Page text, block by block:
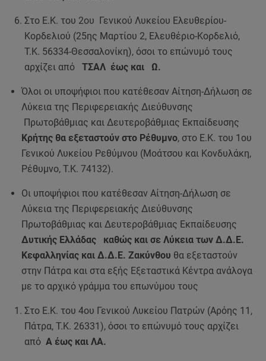
Στο Ε.Κ. του 2ου Γενικού Λυκείου Ελευθερίου-
Κορδελιού (25ης Μαρτίου 2, Ελευθέριο-Κορδελιό,
Τ.Κ. 56334-Θεσσαλονίκη), όσοι το επώνυμό τους
αρχίζει από
ΤΣΑΛ έως και Ω.
Όλοι οι υποψήφιοι που κατέθεσαν Αίτηση-Δήλωση σε
Λύκεια της Περιφερειακής Διεύθυνσης
Πρωτοβάθμιας και Δευτεροβάθμιας Εκπαίδευσης
Κρήτης θα εξεταστούν στο Ρέθυμνο, στο Ε.Κ. του 1ου
Γενικού Λυκείου Ρεθύμνου (Μοάτσου και Κονδυλάκη,
Ρέθυμνο, Τ.Κ. 74132).
Οι υποψήφιοι που κατέθεσαν Αίτηση-Δήλωση σε
Λύκεια της Περιφερειακής Διεύθυνσης
Πρωτοβάθμιας και Δευτεροβάθμιας Εκπαίδευσης
Δυτικής Ελλάδας καθώς και σε Λύκεια των Δ.Δ.Ε.
Κεφαλληνίας και Δ.Δ.Ε. Ζακύνθου θα εξεταστούν
στην Πάτρα και στα εξής Εξεταστικά Κέντρα ανάλογα
με το αρχικό γράμμα του επωνύμου τους
Στο Ε.Κ. του 4ου Γενικού Λυκείου Πατρών (Αρόης 11,
Πάτρα, Τ.Κ. 26331), όσοι το επώνυμό τους αρχίζει
από Α έως και ΛΑ.